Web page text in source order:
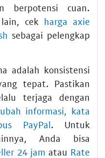
berpotensi cuan.
cek harga axie
sebagai pelengkap
adalah konsistensi
tepat. Pastikan
terjaga dengan
informasi, kata
PayPal. Untuk
Anda bisa
24 jam atau Rate